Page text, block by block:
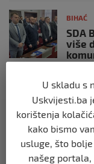
BIHAĆ
SDA
više
BIHAĆ
RK
za
prije 2
U skladu s
Uskvijesti.ba
korištenja
kako bismo
usluge, što
našeg